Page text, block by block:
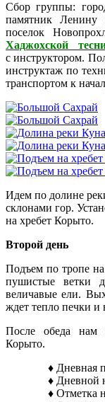
Сбор группы:
памятник
поселок
Хаджохской
с инструктором.
инструктаж по
транспортом к
Идем по долине
склонами гор.
на хребет Корыто.
Второй день
Подъем по тропе
пушистые ветки
величавые ели.
ждет тепло печки и
После обеда нам
Корыто.
♦ Дневная
♦ Дневной
♦ Отметка